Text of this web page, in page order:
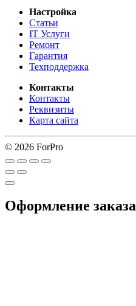
Настройка
Статьи
IT Услуги
Ремонт
Гарантия
Техподдержка
Контакты
Контакты
Реквизиты
Карта сайта
© 2026 ForPro
Оформление заказа